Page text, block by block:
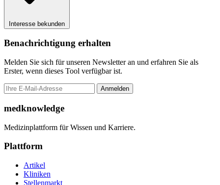
Interesse bekunden
Benachrichtigung erhalten
Melden Sie sich für unseren Newsletter an und erfahren Sie als
Erster, wenn dieses Tool verfügbar ist.
Anmelden
medknowledge
Medizinplattform für Wissen und Karriere.
Plattform
Artikel
Kliniken
Stellenmarkt